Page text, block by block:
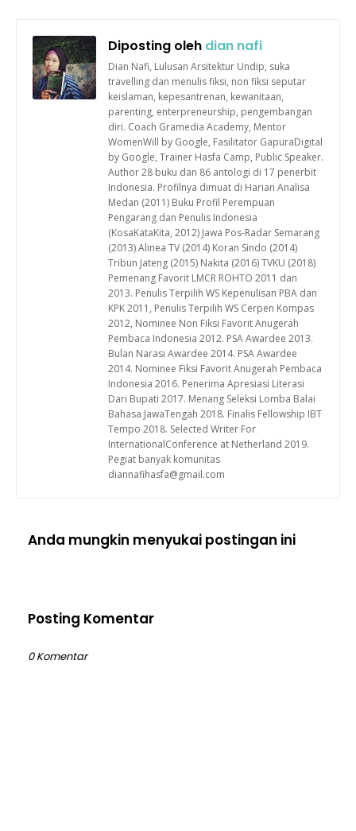
Diposting oleh dian nafi
Dian Nafi, Lulusan Arsitektur Undip, suka
travelling dan menulis fiksi, non fiksi seputar
keislaman, kepesantrenan, kewanitaan,
parenting, enterpreneurship, pengembangan
diri. Coach Gramedia Academy, Mentor
WomenWill by Google, Fasilitator GapuraDigital
by Google, Trainer Hasfa Camp, Public Speaker.
Author 28 buku dan 86 antologi di 17 penerbit
Indonesia. Profilnya dimuat di Harian Analisa
Medan (2011) Buku Profil Perempuan
Pengarang dan Penulis Indonesia
(KosaKataKita, 2012) Jawa Pos-Radar Semarang
(2013) Alinea TV (2014) Koran Sindo (2014)
Tribun Jateng (2015) Nakita (2016) TVKU (2018)
Pemenang Favorit LMCR ROHTO 2011 dan
2013. Penulis Terpilih WS Kepenulisan PBA dan
KPK 2011, Penulis Terpilih WS Cerpen Kompas
2012, Nominee Non Fiksi Favorit Anugerah
Pembaca Indonesia 2012. PSA Awardee 2013.
Bulan Narasi Awardee 2014. PSA Awardee
2014. Nominee Fiksi Favorit Anugerah Pembaca
Indonesia 2016. Penerima Apresiasi Literasi
Dari Bupati 2017. Menang Seleksi Lomba Balai
Bahasa JawaTengah 2018. Finalis Fellowship IBT
Tempo 2018. Selected Writer For
InternationalConference at Netherland 2019.
Pegiat banyak komunitas
diannafihasfa@gmail.com
Anda mungkin menyukai postingan ini
Posting Komentar
0 Komentar